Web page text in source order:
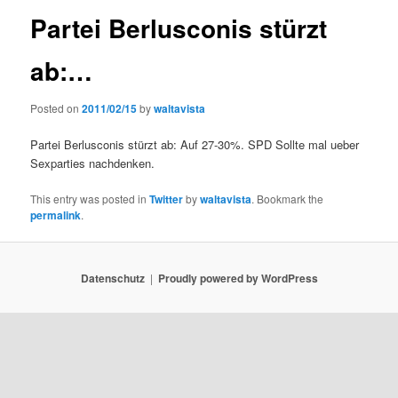
Partei Berlusconis stürzt
ab:…
Posted on2011/02/15bywaltavista
Partei Berlusconis stürzt ab: Auf 27-30%. SPD Sollte mal ueber
Sexparties nachdenken.
This entry was posted inTwitterbywaltavista. Bookmark the
permalink.
Datenschutz Proudly powered by WordPress